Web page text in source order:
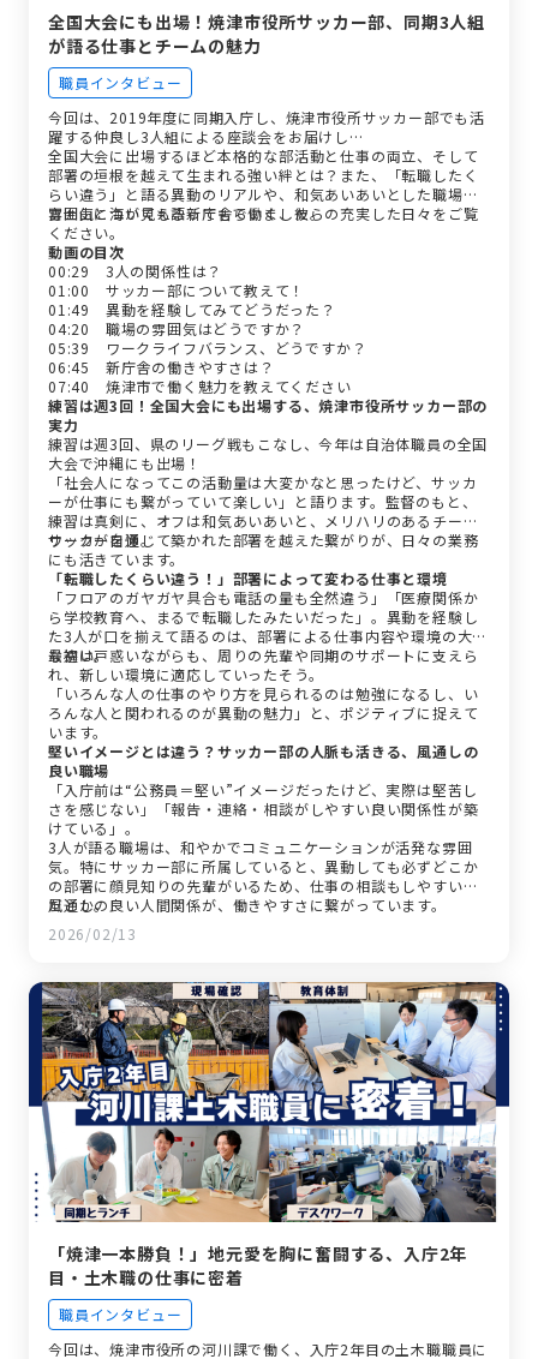
全国大会にも出場！焼津市役所サッカー部、同期3人組
が語る仕事とチームの魅力
職員インタビュー
今回は、2019年度に同期入庁し、焼津市役所サッカー部でも活
躍する仲良し3人組による座談会をお届けし…
全国大会に出場するほど本格的な部活動と仕事の両立、そして
部署の垣根を越えて生まれる強い絆とは？また、「転職したく
らい違う」と語る異動のリアルや、和気あいあいとした職場の
雰囲気についても語ってもらいました。
富士山と海が見える新庁舎で働く、彼らの充実した日々をご覧
ください。
動画の目次
00:29 3人の関係性は？
01:00 サッカー部について教えて！
01:49 異動を経験してみてどうだった？
04:20 職場の雰囲気はどうですか？
05:39 ワークライフバランス、どうですか？
06:45 新庁舎の働きやすさは？
07:40 焼津市で働く魅力を教えてください
練習は週3回！全国大会にも出場する、焼津市役所サッカー部の
実力
練習は週3回、県のリーグ戦もこなし、今年は自治体職員の全国
大会で沖縄にも出場！
「社会人になってこの活動量は大変かなと思ったけど、サッカ
ーが仕事にも繋がっていて楽しい」と語ります。監督のもと、
練習は真剣に、オフは和気あいあいと、メリハリのあるチーム
ワークが自慢。
サッカーを通じて築かれた部署を越えた繋がりが、日々の業務
にも活きています。
「転職したくらい違う！」部署によって変わる仕事と環境
「フロアのガヤガヤ具合も電話の量も全然違う」「医療関係か
ら学校教育へ、まるで転職したみたいだった」。異動を経験し
た3人が口を揃えて語るのは、部署による仕事内容や環境の大き
な違い。
最初は戸惑いながらも、周りの先輩や同期のサポートに支えら
れ、新しい環境に適応していったそう。
「いろんな人の仕事のやり方を見られるのは勉強になるし、い
ろんな人と関われるのが異動の魅力」と、ポジティブに捉えて
います。
堅いイメージとは違う？サッカー部の人脈も活きる、風通しの
良い職場
「入庁前は“公務員＝堅い”イメージだったけど、実際は堅苦し
さを感じない」「報告・連絡・相談がしやすい良い関係性が築
けている」。
3人が語る職場は、和やかでコミュニケーションが活発な雰囲
気。特にサッカー部に所属していると、異動しても必ずどこか
の部署に顔見知りの先輩がいるため、仕事の相談もしやすいの
だとか。
風通しの良い人間関係が、働きやすさに繋がっています。
2026/02/13
「焼津一本勝負！」地元愛を胸に奮闘する、入庁2年
目・土木職の仕事に密着
職員インタビュー
今回は、焼津市役所の河川課で働く、入庁2年目の土木職職員に